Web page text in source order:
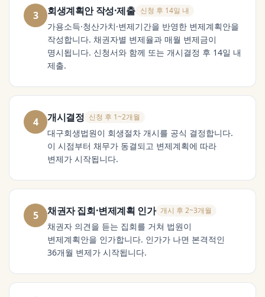
3 회생계획안 작성·제출 신청 후 14일 내
가용소득·청산가치·변제기간을 반영한 변제계획안을
작성합니다. 채권자별 변제율과 매월 변제금이
명시됩니다. 신청서와 함께 또는 개시결정 후 14일 내
제출.
4 개시결정 신청 후 1~2개월
대구회생법원이 회생절차 개시를 공식 결정합니다.
이 시점부터 채무가 동결되고 변제계획에 따라
변제가 시작됩니다.
5 채권자 집회·변제계획 인가 개시 후 2~3개월
채권자 의견을 듣는 집회를 거쳐 법원이
변제계획안을 인가합니다. 인가가 나면 본격적인
36개월 변제가 시작됩니다.